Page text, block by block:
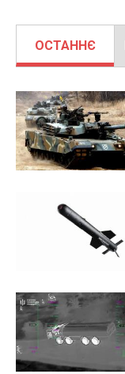
ОСТАННЄ